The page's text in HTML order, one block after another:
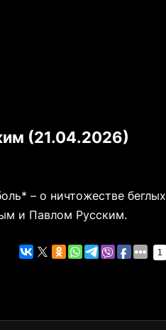
(21.04.2026)
– о ничтожестве беглых
и Павлом Русским.
1